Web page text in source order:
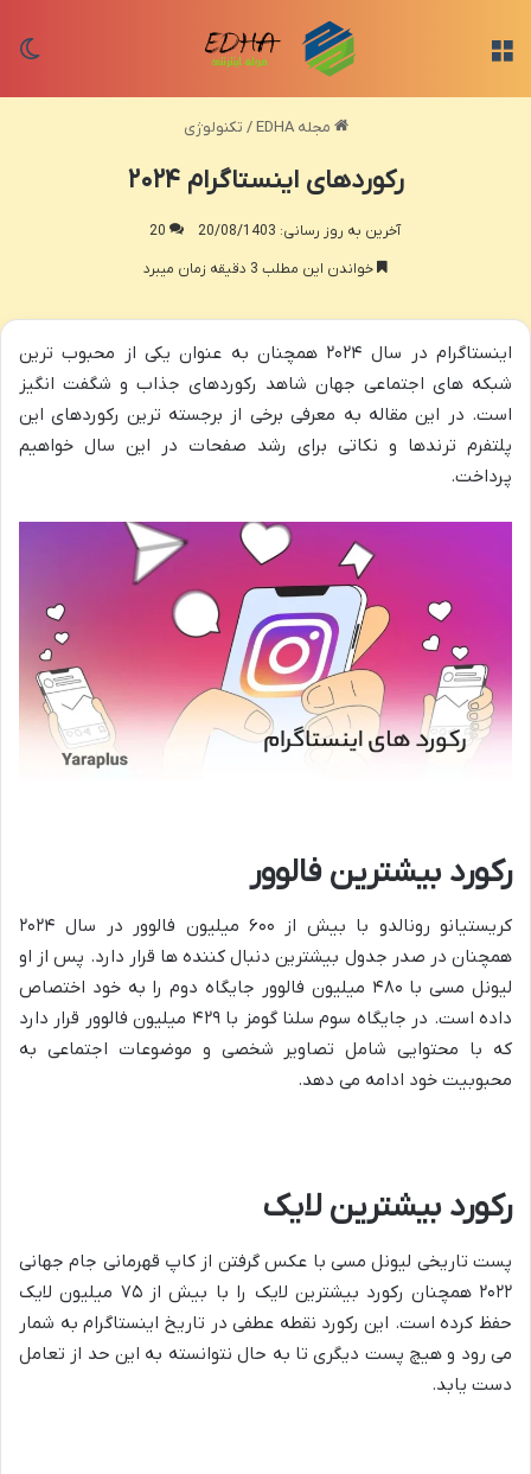
مجله EDHA / تکنولوژی
رکوردهای اینستاگرام ۲۰۲۴
آخرین به روز رسانی: 20/08/1403
20
خواندن این مطلب 3 دقیقه زمان میبرد
اینستاگرام در سال ۲۰۲۴ همچنان به عنوان یکی از محبوب ترین
شبکه های اجتماعی جهان شاهد رکوردهای جذاب و شگفت انگیز
است. در این مقاله به معرفی برخی از برجسته ترین رکوردهای این
پلتفرم ترندها و نکاتی برای رشد صفحات در این سال خواهیم
پرداخت.
رکورد بیشترین فالوور
کریستیانو رونالدو با بیش از ۶۰۰ میلیون فالوور در سال ۲۰۲۴
همچنان در صدر جدول بیشترین دنبال کننده ها قرار دارد. پس از او
لیونل مسی با ۴۸۰ میلیون فالوور جایگاه دوم را به خود اختصاص
داده است. در جایگاه سوم سلنا گومز با ۴۲۹ میلیون فالوور قرار دارد
که با محتوایی شامل تصاویر شخصی و موضوعات اجتماعی به
محبوبیت خود ادامه می دهد.
رکورد بیشترین لایک
پست تاریخی لیونل مسی با عکس گرفتن از کاپ قهرمانی جام جهانی
۲۰۲۲ همچنان رکورد بیشترین لایک را با بیش از ۷۵ میلیون لایک
حفظ کرده است. این رکورد نقطه عطفی در تاریخ اینستاگرام به شمار
می رود و هیچ پست دیگری تا به حال نتوانسته به این حد از تعامل
دست یابد.